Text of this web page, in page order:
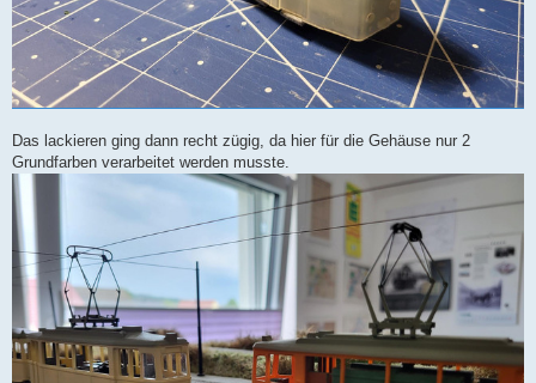
Das lackieren ging dann recht zügig, da hier für die Gehäuse nur 2
Grundfarben verarbeitet werden musste.